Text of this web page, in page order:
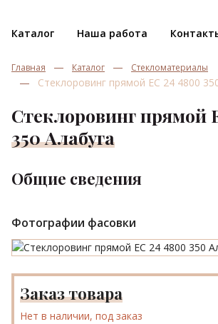
Каталог Наша работа
Главная Каталог Стекломатериалы
Стеклоровинг прямой EC 24 4800
Стеклоровинг прямой
350 Алабуга
Общие сведения
Фотографии фасовки
Заказ товара
Нет в наличии, под заказ